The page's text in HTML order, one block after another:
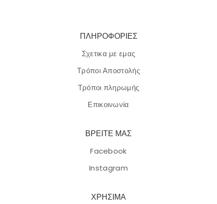
ΠΛΗΡΟΦΟΡΙΕΣ
Σχετικα με εμας
Τρόποι Αποστολής
Τρόποι πληρωμής
Επικοινωνία
ΒΡΕΙΤΕ ΜΑΣ
Facebook
Instagram
ΧΡΗΣΙΜΑ